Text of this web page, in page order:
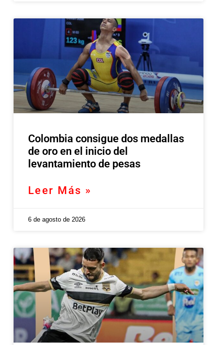
Colombia consigue dos medallas
de oro en el inicio del
levantamiento de pesas
Leer Más »
6 de agosto de 2026